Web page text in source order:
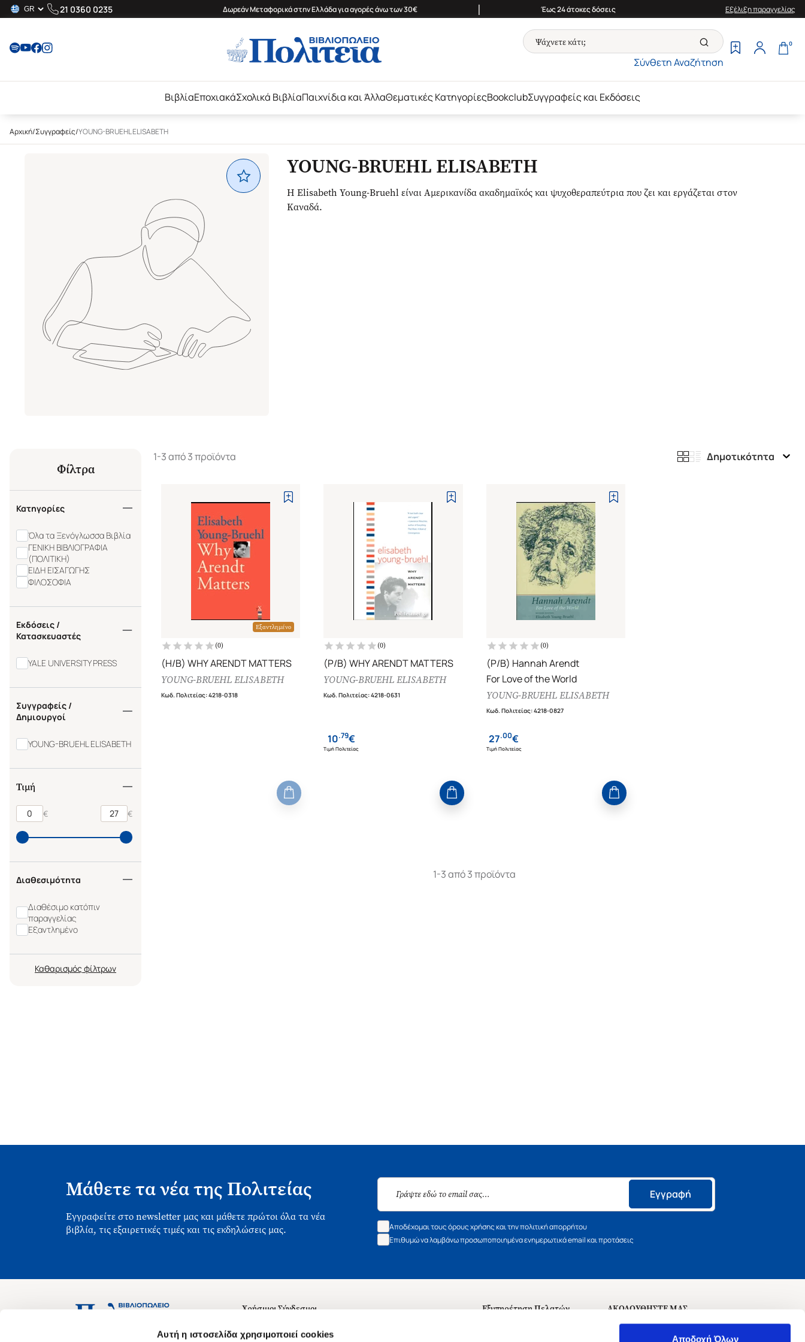
Αυτή η ιστοσελίδα χρησιμοποιεί cookies Αποδοχή Όλων
21 0360 0235 Δωρεάν Μεταφορικά στην Ελλάδα για αγορές άνω των 30€ | Έως 24 άτοκες δόσεις Εξέλιξη παραγγελίας
Σύνθετη Αναζήτηση
0
ΒιβλίαΕποχιακάΣχολικά ΒιβλίαΠαιχνίδια και ΆλλαΘεματικές ΚατηγορίεςBookclubΣυγγραφείς και Εκδόσεις
Αρχική/Συγγραφείς/YOUNG-BRUEHL ELISABETH
YOUNG-BRUEHL ELISABETH
Η Elisabeth Young-Bruehl είναι Αμερικανίδα ακαδημαϊκός και ψυχοθεραπεύτρια που ζει και εργάζεται στον
Καναδά.
Φίλτρα
Κατηγορίες
Όλα τα Ξενόγλωσσα Βιβλία
ΓΕΝΙΚΗ ΒΙΒΛΙΟΓΡΑΦΙΑ
(ΠΟΛΙΤΙΚΗ)
ΕΙΔΗ ΕΙΣΑΓΩΓΗΣ
ΦΙΛΟΣΟΦΙΑ
Εκδόσεις /
Κατασκευαστές
YALE UNIVERSITY PRESS
Συγγραφείς /
Δημιουργοί
YOUNG-BRUEHL ELISABETH
Τιμή
€ €
Διαθεσιμότητα
Διαθέσιμο κατόπιν
παραγγελίας
Εξαντλημένο
Καθαρισμός
1-3 από 3 προϊόντα Δημοτικότητα
Εξαντλημένο
(0)
(H/B) WHY ARENDT MATTERS
YOUNG-BRUEHL ELISABETH
Κωδ. Πολιτείας:4218-0318
(0)
(P/B) WHY ARENDT MATTERS
YOUNG-BRUEHL ELISABETH
Κωδ. Πολιτείας:4218-0631
10.79€
Τιμή Πολιτείας
(0)
(P/B) Hannah Arendt
For Love of the World
YOUNG-BRUEHL ELISABETH
Κωδ. Πολιτείας:4218-0827
27.00€
Τιμή Πολιτείας
1-3 από 3 προϊόντα
Μάθετε τα νέα της Πολιτείας
Εγγραφείτε στο newsletter μας και μάθετε πρώτοι όλα τα νέα
βιβλία, τις εξαιρετικές τιμές και τις εκδηλώσεις μας.
Εγγραφή
Αποδέχομαι τους όρους χρήσης και την πολιτική απορρήτου
Επιθυμώ να λαμβάνω προσωποποιημένα ενημερωτικά email και προτάσεις
Ασκληπιού 1-3, Αθήνα 106 79
Χρήσιμοι Σύνδεσμοι
Σχετικά με εμάς
Εξυπηρέτηση Πελατών
ΑΚΟΛΟΥΘΗΣΤΕ ΜΑΣ